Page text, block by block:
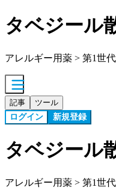
タベジール
アレルギー用薬 > 第1世
記事 ツール
ログイン 新規登録
タベジール
アレルギー用薬 > 第1世